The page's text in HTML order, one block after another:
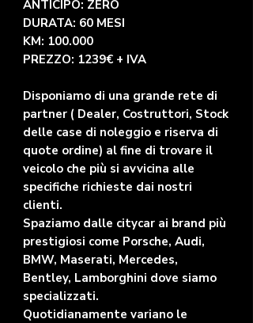
ANTICIPO: ZERO
DURATA: 60 MESI
KM: 100.000
PREZZO: 1239€ + IVA
Disponiamo di una grande rete di
partner ( Dealer, Costruttori, Stock
delle case di noleggio e riserva di
quote ordine) al fine di trovare il
veicolo che più si avvicina alle
specifiche richieste dai nostri
clienti.
Spaziamo dalle citycar ai brand più
prestigiosi come Porsche, Audi,
BMW, Maserati, Mercedes,
Bentley, Lamborghini dove siamo
specializzati.
Quotidianamente variano le